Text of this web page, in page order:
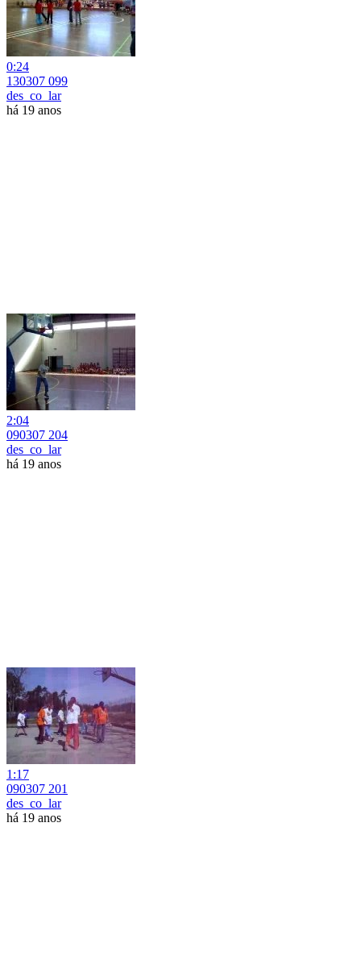
0:24
130307 099
des_co_lar
há 19 anos
2:04
090307 204
des_co_lar
há 19 anos
1:17
090307 201
des_co_lar
há 19 anos